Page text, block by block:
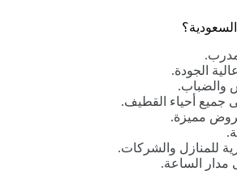
الجودة.
والضباب.
جميع أحياء القطيف.
مميزة.
للمنازل والشركات.
الساعة.